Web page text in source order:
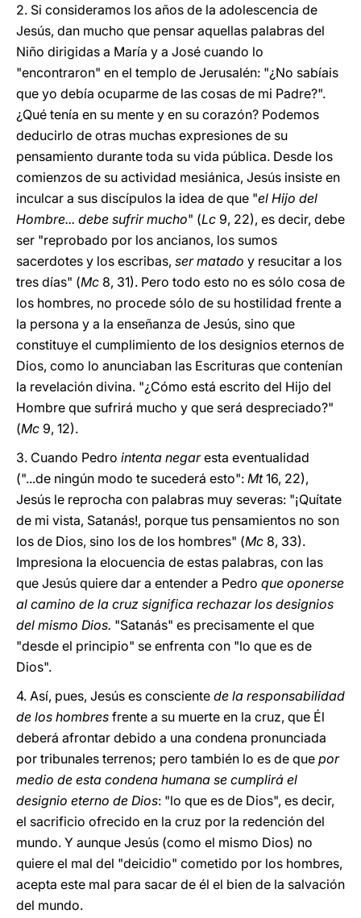
2. Si consideramos los años de la adolescencia de
Jesús, dan mucho que pensar aquellas palabras del
Niño dirigidas a María y a José cuando lo
"encontraron" en el templo de Jerusalén: "¿No sabíais
que yo debía ocuparme de las cosas de mi Padre?".
¿Qué tenía en su mente y en su corazón? Podemos
deducirlo de otras muchas expresiones de su
pensamiento durante toda su vida pública. Desde los
comienzos de su actividad mesiánica, Jesús insiste en
inculcar a sus discípulos la idea de que "el Hijo del
Hombre... debe sufrir mucho" (Lc 9, 22), es decir, debe
ser "reprobado por los ancianos, los sumos
sacerdotes y los escribas, ser matado y resucitar a los
tres días" (Mc 8, 31). Pero todo esto no es sólo cosa de
los hombres, no procede sólo de su hostilidad frente a
la persona y a la enseñanza de Jesús, sino que
constituye el cumplimiento de los designios eternos de
Dios, como lo anunciaban las Escrituras que contenían
la revelación divina. "¿Cómo está escrito del Hijo del
Hombre que sufrirá mucho y que será despreciado?"
(Mc 9, 12).
3. Cuando Pedro intenta negaresta eventualidad
("...de ningún modo te sucederá esto": Mt16, 22),
Jesús le reprocha con palabras muy severas: "¡Quítate
de mi vista, Satanás!, porque tus pensamientos no son
los de Dios, sino los de los hombres" (Mc 8, 33).
Impresiona la elocuencia de estas palabras, con las
que Jesús quiere dar a entender a Pedro que oponerse
al camino de la cruz significa rechazar los designios
del mismo Dios. "Satanás" es precisamente el que
"desde el principio" se enfrenta con "lo que es de
Dios".
4. Así, pues, Jesús es consciente de la responsabilidad
de los hombres frente a su muerte en la cruz, que Él
deberá afrontar debido a una condena pronunciada
por tribunales terrenos; pero también lo es de que por
medio de esta condena humana se cumplirá el
designio eterno de Dios: "lo que es de Dios", es decir,
el sacrificio ofrecido en la cruz por la redención del
mundo. Y aunque Jesús (como el mismo Dios) no
quiere el mal del "deicidio" cometido por los hombres,
acepta este mal para sacar de él el bien de la salvación
del mundo.